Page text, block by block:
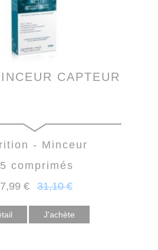
CAPTEUR
- Minceur
comprimés
,99 € 31,10 €